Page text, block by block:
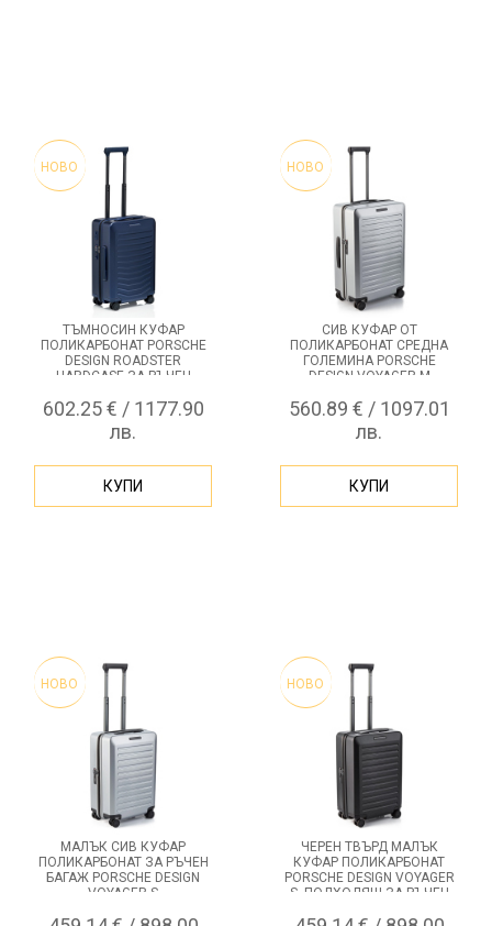
НОВО
ТЪМНОСИН КУФАР
ПОЛИКАРБОНАТ PORSCHE
DESIGN ROADSTER
HARDCASE ЗА РЪЧЕН
602.25 € / 1177.90
лв.
КУПИ
НОВО
СИВ КУФАР ОТ
ПОЛИКАРБОНАТ СРЕДНА
ГОЛЕМИНА PORSCHE
DESIGN VOYAGER M
560.89 € / 1097.01
лв.
КУПИ
НОВО
МАЛЪК СИВ КУФАР
ПОЛИКАРБОНАТ ЗА РЪЧЕН
БАГАЖ PORSCHE DESIGN
VOYAGER S
НОВО
ЧЕРЕН ТВЪРД МАЛЪК
КУФАР ПОЛИКАРБОНАТ
PORSCHE DESIGN VOYAGER
S, ПОДХОДЯЩ ЗА РЪЧЕН